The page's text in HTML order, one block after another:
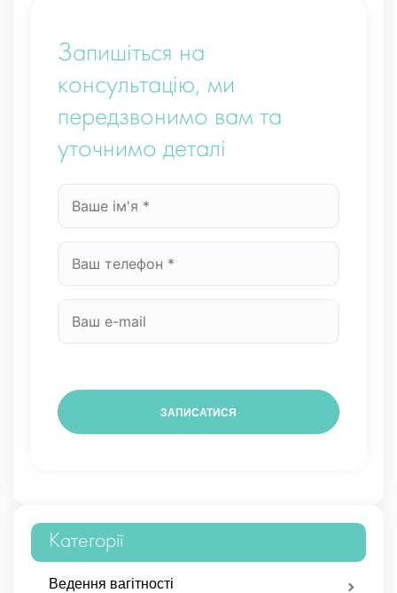
Запишіться на
консультацію, ми
передзвонимо вам та
уточнимо деталі
Категорії
Ведення вагітності